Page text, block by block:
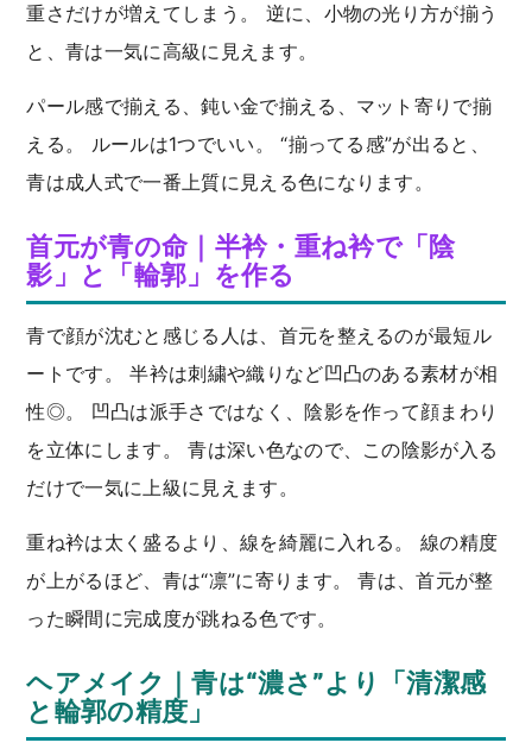
重さだけが増えてしまう。 逆に、小物の光り方が揃う
と、青は一気に高級に見えます。
パール感で揃える、鈍い金で揃える、マット寄りで揃
える。 ルールは1つでいい。 “揃ってる感”が出ると、
青は成人式で一番上質に見える色になります。
首元が青の命｜半衿・重ね衿で「陰
影」と「輪郭」を作る
青で顔が沈むと感じる人は、首元を整えるのが最短ル
ートです。 半衿は刺繍や織りなど凹凸のある素材が相
性◎。 凹凸は派手さではなく、陰影を作って顔まわり
を立体にします。 青は深い色なので、この陰影が入る
だけで一気に上級に見えます。
重ね衿は太く盛るより、線を綺麗に入れる。 線の精度
が上がるほど、青は“凛”に寄ります。 青は、首元が整
った瞬間に完成度が跳ねる色です。
ヘアメイク｜青は“濃さ”より「清潔感
と輪郭の精度」